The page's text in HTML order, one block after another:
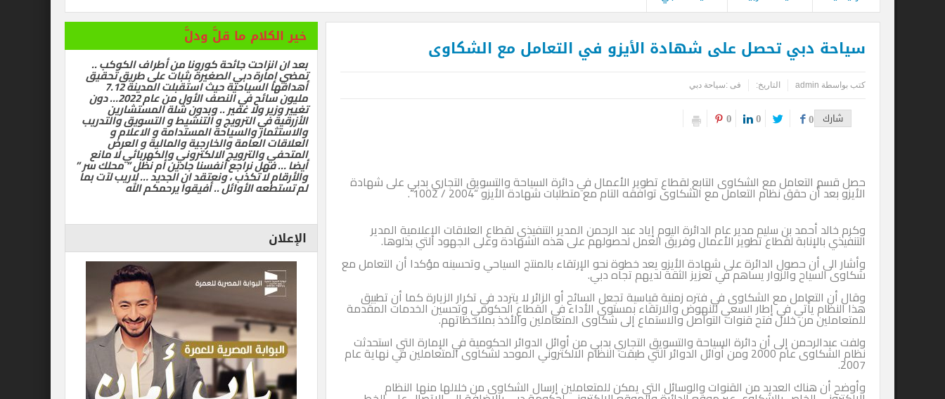
سياحة دبي تحصل على شهادة الأيزو في التعامل مع الشكاوى
admin التاريخ: فى :سياحة دبي
0
0
حصل قسم التعامل مع الشكاوى التابع لقطاع تطوير الأعمال في دائرة السياحة والتسويق التجاري بدبي على شهادة
الأيزو بعد أن حقق نظام التعامل مع الشكاوى توافقه التام مع متطلبات شهادة الأيزو “2004 / 1002”.
وكرم خالد أحمد بن سليم مدير عام الدائرة اليوم إياد عبد الرحمن المدير التنفيذي لقطاع العلاقات الإعلامية المدير
التنفيذي بالإنابة لقطاع تطوير الأعمال وفريق العمل لحصولهم على هذه الشهادة وعلى الجهود التي بذلوها.
وأشار الى أن حصول الدائرة على شهادة الأيزو يعد خطوة نحو الإرتقاء بالمنتج السياحي وتحسينه مؤكدا أن التعامل مع
شكاوى السياح والزوار يساهم في تعزيز الثقة لديهم تجاه دبي.
وقال أن التعامل مع الشكاوى في فتره زمنية قياسية تجعل السائح أو الزائر لا يتردد في تكرار الزيارة كما أن تطبيق
هذا النظام يأتي في إطار السعي للنهوض والارتقاء بمستوى الأداء في القطاع الحكومي وتحسين الخدمات المقدمة
للمتعاملين من خلال فتح قنوات التواصل والاستماع إلى شكاوى المتعاملين والأخذ بملاحظاتهم.
ولفت عبدالرحمن إلى أن دائرة السياحة والتسويق التجاري بدبي من أوائل الدوائر الحكومية في الإمارة التي استحدثت
نظام الشكاوى عام 2000 ومن أوائل الدوائر التي طبقت النظام الالكتروني الموحد لشكاوى المتعاملين في نهاية عام
وأوضح أن هناك العديد من القنوات والوسائل التي يمكن للمتعاملين إرسال الشكاوى من خلالها منها النظام
خير الكلام ما قلَّ ودلَّ
بعد ان انزاحت جائحة كورونا من أطراف الكوكب ..
تمضي إمارة دبي الصغيرة بثبات على طريق تحقيق
أهدافها السياحية حيث استقبلت المدينة 7.12
مليون سائح في النصف الأول من عام 2022… دون
تغيير وزير ولا غفير .. وبدون شلة المستشارين
الأزرقية في الترويج و التنشيط و التسويق والتدريب
والاستثمار والسياحة المستدامة و الاعلام و
العلاقات العامة والخارجية والمالية و العرض
المتحفي والترويج الالكتروني والكهربائي لا مانع
أيضا … فهل نراجع أنفسنا جادين أم نظل ” محلك سر ”
والأرقام لا تكذب ، ونعتقد ان الجديد … لاريب لآت بما
لم تستطعه الأوائل .. أفيقوا يرحمكم الله